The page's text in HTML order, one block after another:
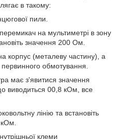
в такому:
пили.
на мультиметрі в зону
значення 200 Ом.
корпус (металеву частину), а
обмотування.
має з'явитися значення
виводиться 00,8 кОм, все
лінію та встановіть
клеми